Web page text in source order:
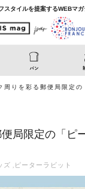
スタイルを提案するWEBマ
周りを彩る郵便局限定
局限定の「ピ
ズ ピーターラビット